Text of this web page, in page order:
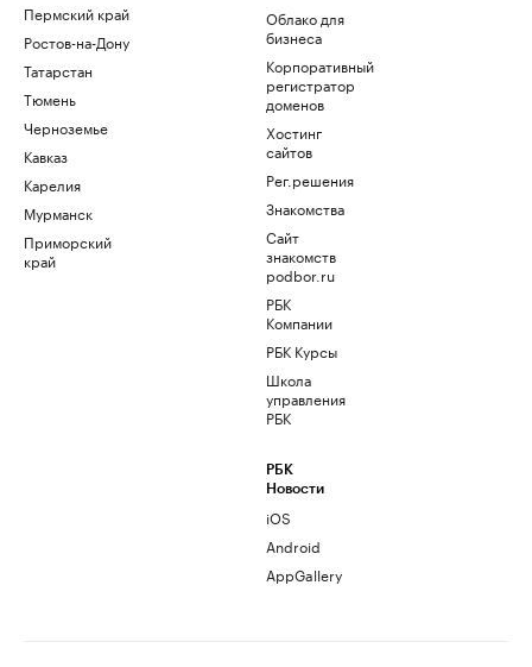
Пермский край
Ростов-на-Дону
Татарстан
Тюмень
Черноземье
Кавказ
Карелия
Мурманск
Приморский
край
Облако для
бизнеса
Корпоративный
регистратор
доменов
Хостинг
сайтов
Рег.решения
Знакомства
Сайт
знакомств
podbor.ru
РБК
Компании
РБК Курсы
Школа
управления
РБК
РБК
Новости
iOS
Android
AppGallery